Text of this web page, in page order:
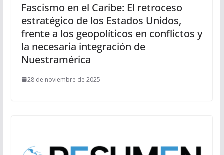
Fascismo en el Caribe: El retroceso
estratégico de los Estados Unidos,
frente a los geopolíticos en conflictos y
la necesaria integración de
Nuestramérica
28 de noviembre de 2025